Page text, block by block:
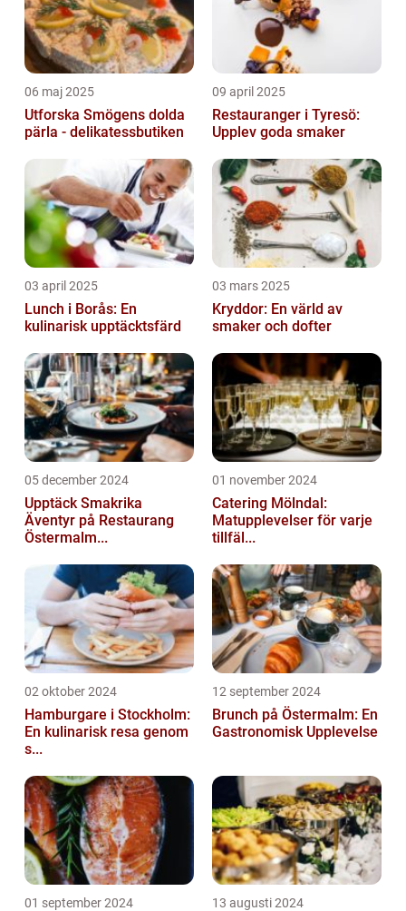
06 maj 2025
Utforska Smögens dolda
pärla - delikatessbutiken
09 april 2025
Restauranger i Tyresö:
Upplev goda smaker
03 april 2025
Lunch i Borås: En
kulinarisk upptäcktsfärd
03 mars 2025
Kryddor: En värld av
smaker och dofter
05 december 2024
Upptäck Smakrika
Äventyr på Restaurang
Östermalm...
01 november 2024
Catering Mölndal:
Matupplevelser för varje
tillfäl...
02 oktober 2024
Hamburgare i Stockholm:
En kulinarisk resa genom
s...
12 september 2024
Brunch på Östermalm: En
Gastronomisk Upplevelse
01 september 2024 13 augusti 2024